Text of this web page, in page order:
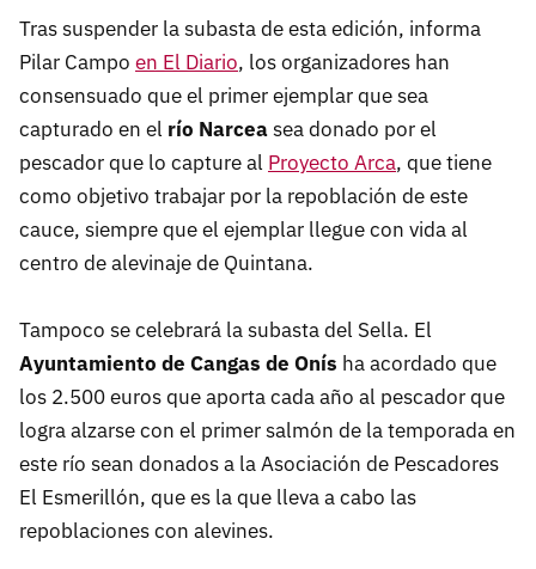
Tras suspender la subasta de esta edición, informa
Pilar Campo en El Diario, los organizadores han
consensuado que el primer ejemplar que sea
capturado en el río Narceasea donado por el
pescador que lo capture al Proyecto Arca, que tiene
como objetivo trabajar por la repoblación de este
cauce, siempre que el ejemplar llegue con vida al
centro de alevinaje de Quintana.
Tampoco se celebrará la subasta del Sella. El
Ayuntamiento de Cangas de Onís ha acordado que
los 2.500 euros que aporta cada año al pescador que
logra alzarse con el primer salmón de la temporada en
este río sean donados a la Asociación de Pescadores
El Esmerillón, que es la que lleva a cabo las
repoblaciones con alevines.